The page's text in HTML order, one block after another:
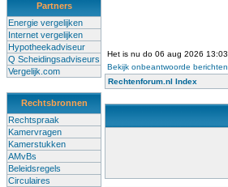
Partners
Energie vergelijken
Internet vergelijken
Hypotheekadviseur
Q Scheidingsadviseurs
Vergelijk.com
Rechtsbronnen
Rechtspraak
Kamervragen
Kamerstukken
AMvBs
Beleidsregels
Circulaires
Het is nu do 06 aug 2026 13:03
Bekijk onbeantwoorde berichten
Rechtenforum.nl Index